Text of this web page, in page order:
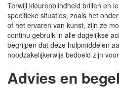
Terwijl kleurenblindheid brillen en
specifieke situaties, zoals het
of het ervaren van kunst, zijn ze
continu gebruik in alle dagelijkse
begrijpen dat deze hulpmiddelen
noodzakelijkerwijs bedoeld zijn
Advies en